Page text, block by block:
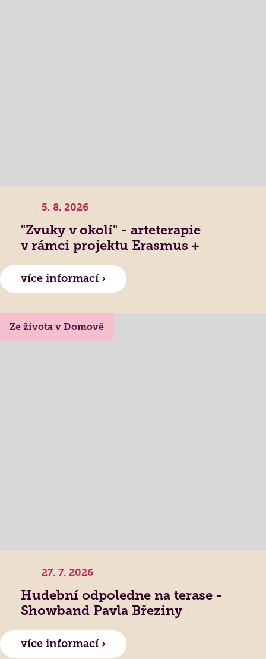
5. 8. 2026
"Zvuky v okolí" - arteterapie
v rámci projektu Erasmus +
více informací ›
Ze života v Domově
27. 7. 2026
Hudební odpoledne na terase -
Showband Pavla Březiny
více informací ›